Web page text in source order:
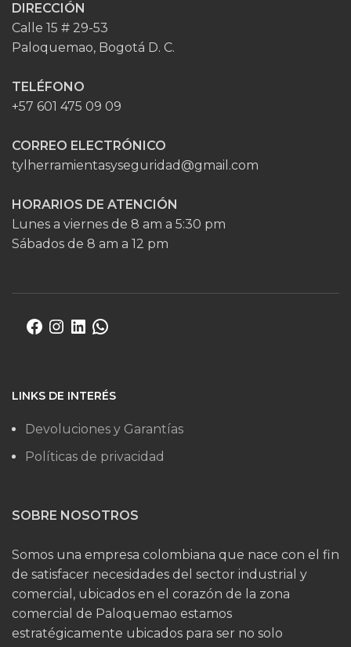
DIRECCIÓN
Calle 15 # 29-53
Paloquemao, Bogotá D. C.
TELÉFONO
+57 601 475 09 09
CORREO ELECTRÓNICO
tylherramientasyseguridad@gmail.com
HORARIOS DE ATENCIÓN
Lunes a viernes de 8 am a 5:30 pm
Sábados de 8 am a 12 pm
LINKS DE INTERÉS
Devoluciones y Garantías
Políticas de privacidad
SOBRE NOSOTROS
Somos una empresa colombiana que nace con el fin
de satisfacer necesidades del sector industrial y
comercial, ubicados en el corazón de la zona
comercial de Paloquemao estamos
estratégicamente ubicados para ser no solo